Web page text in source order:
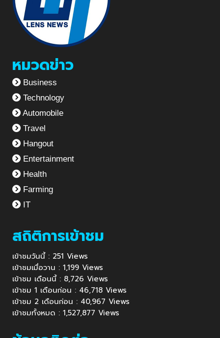
หมวดข่าว
Business
Technology
Automobile
Travel
Hangout
Entertainment
Health
Farming
IT
สถิติการเข้าชม
เข้าชมวันนี้ : 251 Views
เข้าชมเมื่อวาน : 1,199 Views
เข้าชม เดือนนี้ : 8,726 Views
เข้าชม 1 เดือนก่อน : 46,718 Views
เข้าชม 2 เดือนก่อน : 40,967 Views
เข้าชมทั้งหมด : 1,527,877 Views